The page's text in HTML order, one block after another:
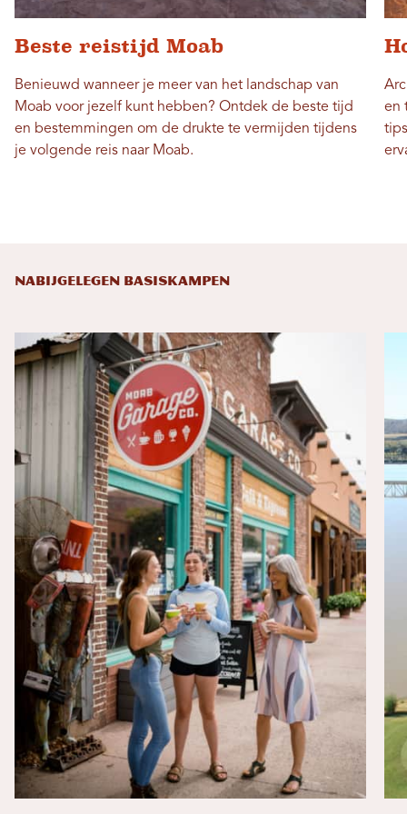
Beste reistijd Moab
Benieuwd wanneer je meer van het landschap van
Moab voor jezelf kunt hebben? Ontdek de beste tijd
en bestemmingen om de drukte te vermijden tijdens
je volgende reis naar Moab.
en
NABIJGELEGEN BASISKAMPEN